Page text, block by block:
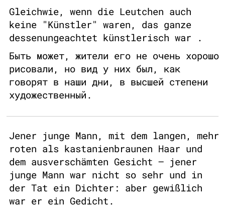
Gleichwie, wenn die Leutchen auch
keine "Künstler" waren, das ganze
dessenungeachtet künstlerisch war .
Быть может, жители его не очень хорошо
рисовали, но вид у них был, как
говорят в наши дни, в высшей степени
художественный.
Jener junge Mann, mit dem langen, mehr
roten als kastanienbraunen Haar und
dem ausverschämten Gesicht – jener
junge Mann war nicht so sehr und in
der Tat ein Dichter: aber gewißlich
war er ein Gedicht.